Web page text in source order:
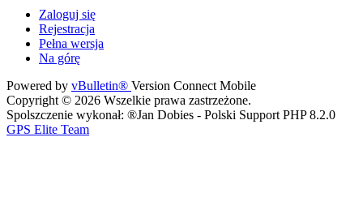
Zaloguj się
Rejestracja
Pełna wersja
Na górę
Powered by vBulletin® Version Connect Mobile
Copyright © 2026 Wszelkie prawa zastrzeżone.
Spolszczenie wykonał: ®Jan Dobies - Polski Support PHP 8.2.0
GPS Elite Team